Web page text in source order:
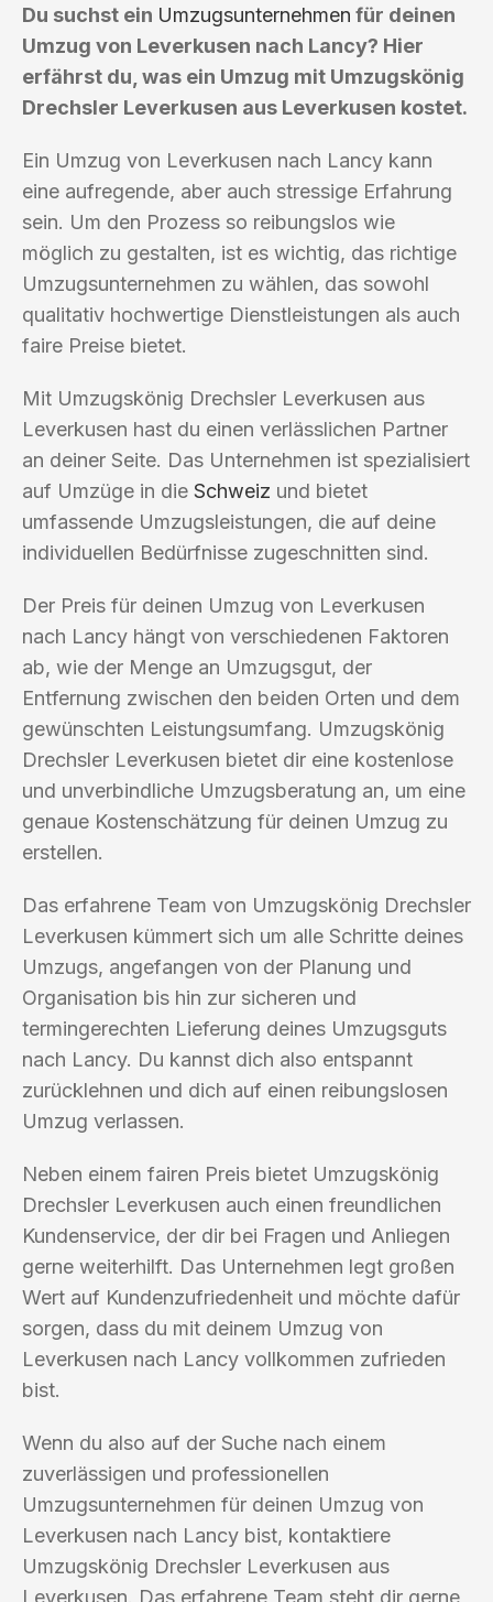
Du suchst ein Umzugsunternehmen für deinen
Umzug von Leverkusen nach Lancy? Hier
erfährst du, was ein Umzug mit Umzugskönig
Drechsler Leverkusen aus Leverkusen kostet.
Ein Umzug von Leverkusen nach Lancy kann
eine aufregende, aber auch stressige Erfahrung
sein. Um den Prozess so reibungslos wie
möglich zu gestalten, ist es wichtig, das richtige
Umzugsunternehmen zu wählen, das sowohl
qualitativ hochwertige Dienstleistungen als auch
faire Preise bietet.
Mit Umzugskönig Drechsler Leverkusen aus
Leverkusen hast du einen verlässlichen Partner
an deiner Seite. Das Unternehmen ist spezialisiert
auf Umzüge in die Schweiz und bietet
umfassende Umzugsleistungen, die auf deine
individuellen Bedürfnisse zugeschnitten sind.
Der Preis für deinen Umzug von Leverkusen
nach Lancy hängt von verschiedenen Faktoren
ab, wie der Menge an Umzugsgut, der
Entfernung zwischen den beiden Orten und dem
gewünschten Leistungsumfang. Umzugskönig
Drechsler Leverkusen bietet dir eine kostenlose
und unverbindliche Umzugsberatung an, um eine
genaue Kostenschätzung für deinen Umzug zu
erstellen.
Das erfahrene Team von Umzugskönig Drechsler
Leverkusen kümmert sich um alle Schritte deines
Umzugs, angefangen von der Planung und
Organisation bis hin zur sicheren und
termingerechten Lieferung deines Umzugsguts
nach Lancy. Du kannst dich also entspannt
zurücklehnen und dich auf einen reibungslosen
Umzug verlassen.
Neben einem fairen Preis bietet Umzugskönig
Drechsler Leverkusen auch einen freundlichen
Kundenservice, der dir bei Fragen und Anliegen
gerne weiterhilft. Das Unternehmen legt großen
Wert auf Kundenzufriedenheit und möchte dafür
sorgen, dass du mit deinem Umzug von
Leverkusen nach Lancy vollkommen zufrieden
bist.
Wenn du also auf der Suche nach einem
zuverlässigen und professionellen
Umzugsunternehmen für deinen Umzug von
Leverkusen nach Lancy bist, kontaktiere
Umzugskönig Drechsler Leverkusen aus
Leverkusen. Das erfahrene Team steht dir gerne